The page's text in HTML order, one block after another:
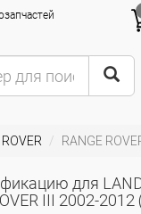
ROVER RANGE ROVER
для
III 2002-2012